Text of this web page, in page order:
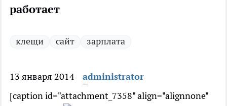
работает
клещи сайт зарплата
13 января 2014
administrator
[caption id="attachment_7358" align="alignnone"